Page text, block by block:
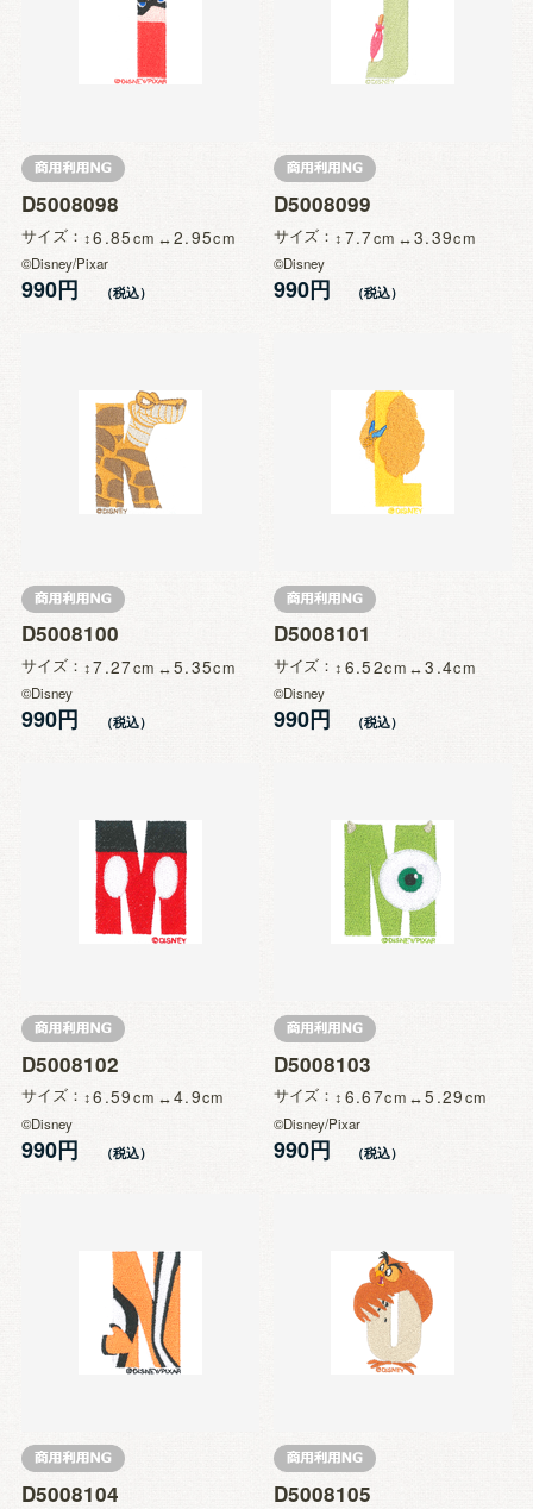
D5008098
サイズ 6.85 2.95
©Disney/Pixar
990円
D5008099
サイズ 7.7 3.39
©Disney
990円
D5008100
サイズ 7.27 5.35
©Disney
990円
D5008101
サイズ 6.52 3.4
©Disney
990円
D5008102
サイズ 6.59 4.9
©Disney
990円
D5008103
サイズ 6.67 5.29
©Disney/Pixar
990円
D5008104 D5008105